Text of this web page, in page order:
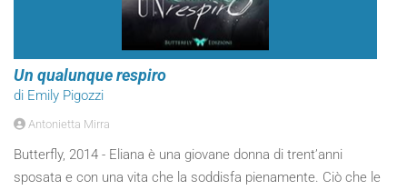
Un qualunque respiro
di Emily Pigozzi
Antonietta Mirra
Butterfly, 2014 - Eliana è una giovane donna di trent’anni
sposata e con una vita che la soddisfa pienamente. Ciò che le